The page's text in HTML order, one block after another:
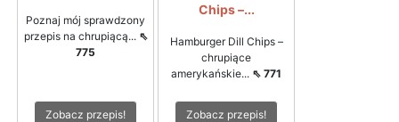
Poznaj mój sprawdzony
przepis na chrupiącą... ⇖
775
Zobacz przepis!
Chips –...
Hamburger Dill Chips –
chrupiące
amerykańskie... ⇖ 771
Zobacz przepis!